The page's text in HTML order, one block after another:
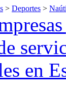
> Deportes >